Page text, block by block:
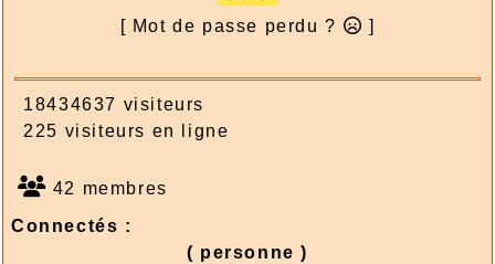
[ Mot de passe perdu ? ]
18434637 visiteurs
225 visiteurs en ligne
42 membres
Connectés :
( personne )